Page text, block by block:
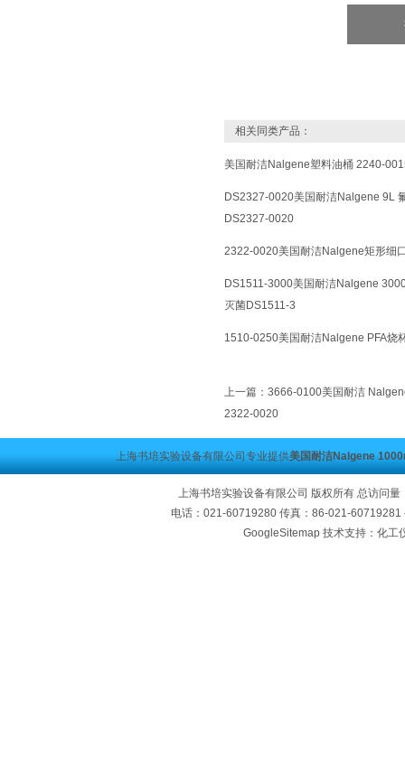
相关同类产品：
美国耐洁Nalgene塑料油桶 2240-
DS2327-0020美国耐洁Nalgene 9L
DS2327-0020
2322-0020美国耐洁Nalgene矩形细
DS1511-3000美国耐洁Nalgene
灭菌DS1511-3
1510-0250美国耐洁Nalgene PFA烧
上一篇： 3666-0100美国耐洁
2322-0020
上海书培实验设备有限公司专业提供美国耐洁Nalgene
上海书培实验设备有限公司 版权所有 总访问量
电话：021-60719280 传真：86-021-
GoogleSitemap技术支持：化工